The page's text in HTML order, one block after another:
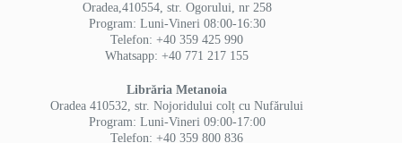
Oradea,410554, str. Ogorului, nr 258
Program: Luni-Vineri 08:00-16:30
Telefon: +40 359 425 990
Whatsapp: +40 771 217 155
Librăria Metanoia
Oradea 410532, str. Nojoridului colț cu Nufărului
Program: Luni-Vineri 09:00-17:00
Telefon: +40 359 800 836